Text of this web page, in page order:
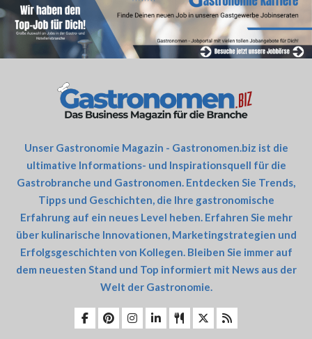
Unser Gastronomie Magazin - Gastronomen.biz ist die
ultimative Informations- und Inspirationsquell für die
Gastrobranche und Gastronomen. Entdecken Sie Trends,
Tipps und Geschichten, die Ihre gastronomische
Erfahrung auf ein neues Level heben. Erfahren Sie mehr
über kulinarische Innovationen, Marketingstrategien und
Erfolgsgeschichten von Kollegen. Bleiben Sie immer auf
dem neuesten Stand und Top informiert mit News aus der
Welt der Gastronomie.